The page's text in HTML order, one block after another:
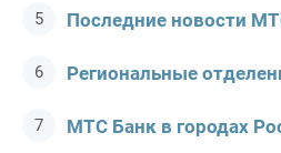
Последние новости
Региональные
МТС Банк в городах